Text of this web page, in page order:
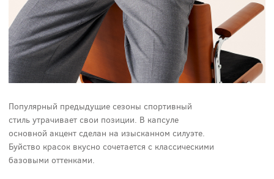
Популярный предыдущие сезоны спортивный
стиль утрачивает свои позиции. В капсуле
основной акцент сделан на изысканном силуэте.
Буйство красок вкусно сочетается с классическими
базовыми оттенками.